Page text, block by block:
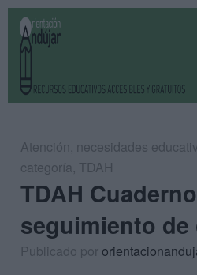
Atención, necesidades
categoría, TDAH
TDAH
seguimiento
Publicado por